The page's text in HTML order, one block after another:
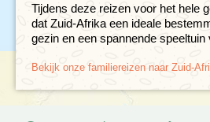
Tijdens deze reizen voor het hele
dat Zuid-Afrika een ideale
gezin en een spannende speeltuin
Bekijk onze familiereizen naar Zuid-